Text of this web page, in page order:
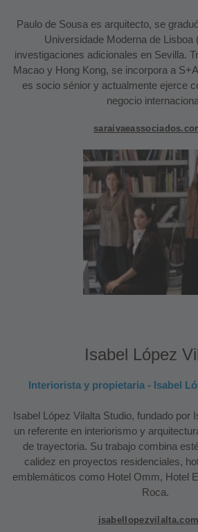
Paulo de Sousa es arquitecto, se
Universidade Moderna de Lisboa
investigaciones adicionales en Sevilla.
Macao y Hong Kong, se incorpora a
es socio sénior y actualmente ejerce
negocio
Isabel López
Interiorista y propietaria - Isabel
Isabel López Vilalta Studio, fundado por
un referente en interiorismo y
de trayectoria. Su trabajo combina
calidez en proyectos residenciales,
emblemáticos como Hotel Omm, Hotel
Roca.
isabellopezvilalta.com